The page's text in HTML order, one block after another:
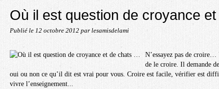
Où il est question de croyance
Publié le 12 octobre 2012 par lesamisdelami
N’essayez pas de croire…
de le croire. Il demande
oui ou non ce qu’il dit est vrai pour vous. Croire est facile, vérifier est
vivre l’enseignement...